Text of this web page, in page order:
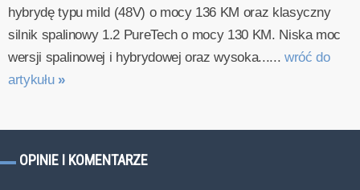
hybrydę typu mild (48V) o mocy 136 KM oraz klasyczny
silnik spalinowy 1.2 PureTech o mocy 130 KM. Niska moc
wersji spalinowej i hybrydowej oraz wysoka...... wróć do
artykułu »
OPINIE I KOMENTARZE